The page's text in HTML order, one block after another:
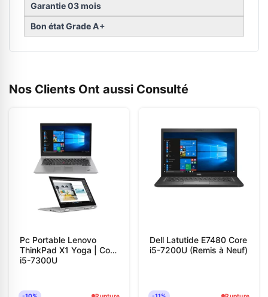
Garantie 03 mois
Bon état Grade A+
Nos Clients Ont aussi Consulté
Pc Portable Lenovo
ThinkPad X1 Yoga | Core
i5-7300U
Dell Latutide E7480 Core
i5-7200U (Remis à Neuf)